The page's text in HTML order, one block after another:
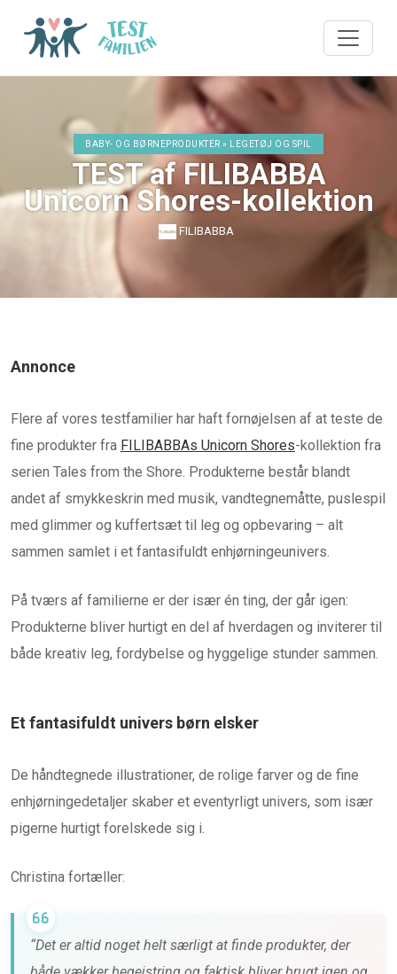
BABY- OG BØRNEPRODUKTER » LEGETØJ OG SPIL
TEST af FILIBABBA
Unicorn Shores-kollektion
FILIBABBA
Annonce
Flere af vores testfamilier har haft fornøjelsen af at teste de
fine produkter fra FILIBABBAs Unicorn Shores-kollektion fra
serien Tales from the Shore. Produkterne består blandt
andet af smykkeskrin med musik, vandtegnemåtte, puslespil
med glimmer og kuffertsæt til leg og opbevaring – alt
sammen samlet i et fantasifuldt enhjørningeunivers.
På tværs af familierne er der især én ting, der går igen:
Produkterne bliver hurtigt en del af hverdagen og inviterer til
både kreativ leg, fordybelse og hyggelige stunder sammen.
Et fantasifuldt univers børn elsker
De håndtegnede illustrationer, de rolige farver og de fine
enhjørningedetaljer skaber et eventyrligt univers, som især
pigerne hurtigt forelskede sig i.
Christina fortæller:
“Det er altid noget helt særligt at finde produkter, der